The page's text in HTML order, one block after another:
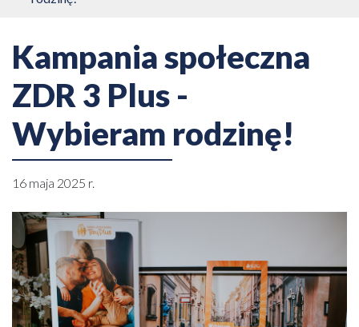
Kampania społeczna
ZDR 3 Plus -
Wybieram rodzinę!
16 maja 2025 r.